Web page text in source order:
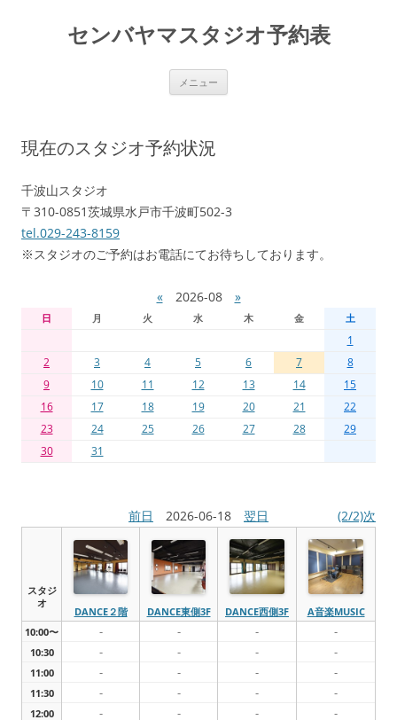
センバヤマスタジオ予約表
メニュー
現在のスタジオ予約状況
千波山スタジオ
〒310-0851茨城県水戸市千波町502-3
tel.029-243-8159
※スタジオのご予約はお電話にてお待ちしております。
« 2026-08 »
日 月 火 水 木 金 土
1
2
3 4 5 6 7
8
9
10 11 12 13 14
15
16
17 18 19 20 21
22
23
24 25 26 27 28
29
30
31
前日 2026-06-18 翌日 (2/2)次
スタジ
オ
DANCE２階 DANCE東側3F DANCE西側3F
A音楽MUSIC
10:00〜
- - - -
10:30 - - - -
11:00 - - - -
11:30 - - - -
12:00 - - - -